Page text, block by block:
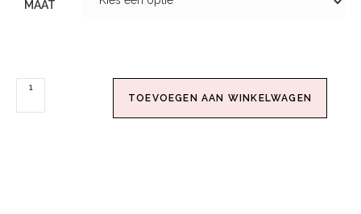
MAAT
TOEVOEGEN AAN WINKELWAGEN